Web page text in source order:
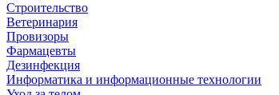
Строительство
Ветеринария
Провизоры
Фармацевты
Дезинфекция
Информатика и информационные технологии